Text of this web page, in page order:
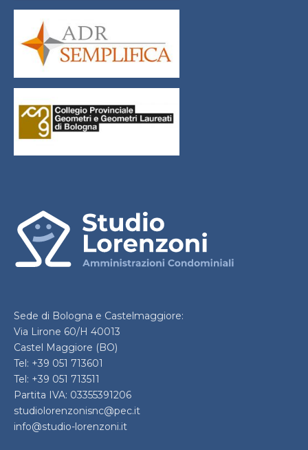
Sede di Bologna e Castelmaggiore:
Via Lirone 60/H 40013
Castel Maggiore (BO)
Tel: +39 051 713601
Tel: +39 051 713511
Partita IVA: 03355391206
studiolorenzonisnc@pec.it
info@studio-lorenzoni.it